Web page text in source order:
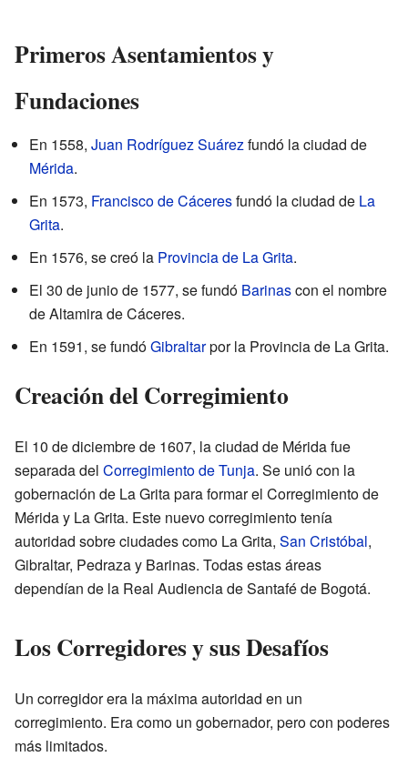
Primeros Asentamientos y
Fundaciones
En 1558, Juan Rodríguez Suárezfundó la ciudad de
Mérida.
En 1573, Francisco de Cáceresfundó la ciudad de La
Grita.
En 1576, se creó la Provincia de La Grita.
El 30 de junio de 1577, se fundó Barinascon el nombre
de Altamira de Cáceres.
En 1591, se fundóGibraltarpor la Provincia de La Grita.
Creación del Corregimiento
El 10 de diciembre de 1607, la ciudad de Mérida fue
separada del Corregimiento de Tunja. Se unió con la
gobernación de La Grita para formar el Corregimiento de
Mérida y La Grita. Este nuevo corregimiento tenía
autoridad sobre ciudades como La Grita, San Cristóbal,
Gibraltar, Pedraza y Barinas. Todas estas áreas
dependían de la Real Audiencia de Santafé de Bogotá.
Los Corregidores y sus Desafíos
Un corregidor era la máxima autoridad en un
corregimiento. Era como un gobernador, pero con poderes
más limitados.